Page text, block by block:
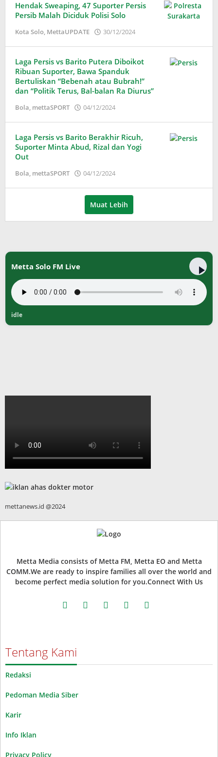
Hendak Sweaping, 47 Suporter Persis
Persib Malah Diciduk Polisi Solo
Kota Solo, MettaUPDATE 30/12/2024
Wardani
Laga Persis vs Barito Putera Diboikot
Ribuan Suporter, Bawa Spanduk
Bertuliskan “Bebenah atau Bubrah!”
dan “Politik Terus, Bal-balan Ra Diurus”
Bola, mettaSPORT 04/12/2024
Wardani
Laga Persis vs Barito Berakhir Ricuh,
Suporter Minta Abud, Rizal dan Yogi
Out
Bola, mettaSPORT 04/12/2024
Wardani
Muat Lebih
Metta Solo FM Live
idle
mettanews.id @2024
Metta Media consists of Metta FM, Metta EO and Metta
COMM.We are ready to inspire families all over the world and
become perfect media solution for you.Connect With Us
facebooktwitter instagramwhatsappyoutube
Tentang Kami
Redaksi
Pedoman Media Siber
Karir
Info Iklan
Privacy Policy